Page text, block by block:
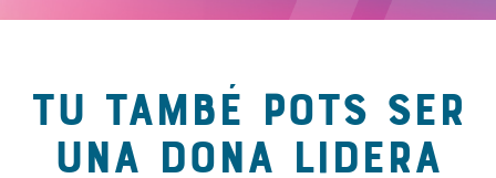
TU TAMBÉ POTS SER
UNA DONA LIDERA